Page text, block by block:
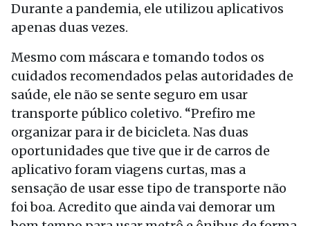
Durante a pandemia, ele utilizou aplicativos
apenas duas vezes.
Mesmo com máscara e tomando todos os
cuidados recomendados pelas autoridades de
saúde, ele não se sente seguro em usar
transporte público coletivo. “Prefiro me
organizar para ir de bicicleta. Nas duas
oportunidades que tive que ir de carros de
aplicativo foram viagens curtas, mas a
sensação de usar esse tipo de transporte não
foi boa. Acredito que ainda vai demorar um